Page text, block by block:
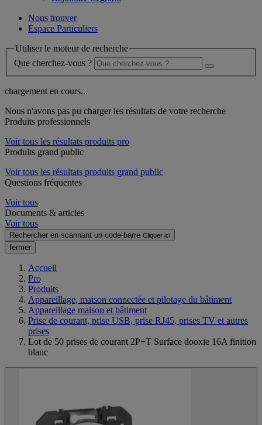
Nous trouver
Espace Particuliers
Utiliser le moteur de recherche
Que cherchez-vous ?
chargement en cours...
Nous n'avons pas pu charger les résultats de votre recherche
Produits professionnels
Voir tous les résultats produits pro
Produits grand public
Voir tous les résultats produits grand public
Questions fréquentes
Voir tous
Documents & articles
Voir tous
Rechercher en scannant un code-barre Cliquer ici
fermer
Accueil
Pro
Produits
Appareillage, maison connectée et pilotage du bâtiment
Appareillage maison et bâtiment
Prise de courant, prise USB, prise RJ45, prises TV et autres
prises
Lot de 50 prises de courant 2P+T Surface dooxie 16A finition
blanc